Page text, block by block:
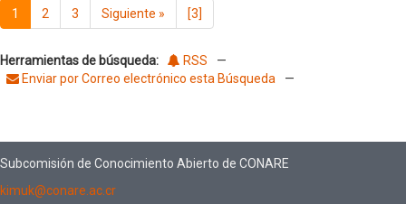
1 2 3 Siguiente » [3]
Herramientas de búsqueda: RSS
—
Enviar por Correo electrónico esta Búsqueda
—
Subcomisión de Conocimiento Abierto de CONARE
kimuk@conare.ac.cr